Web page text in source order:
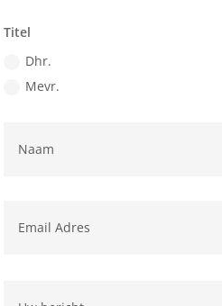
Titel
Dhr.
Mevr.